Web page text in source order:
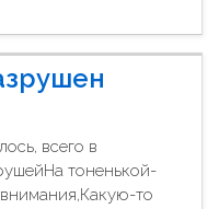
всего в
тоненькой-
то